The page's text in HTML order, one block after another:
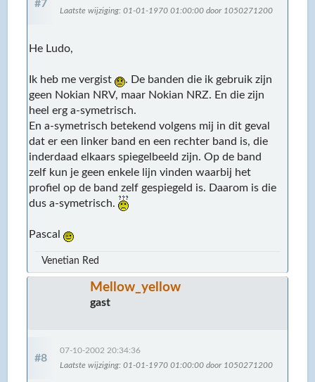
#7
Laatste wijziging: 01-01-1970 01:00:00 door 1050271200
He Ludo,
Ik heb me vergist
. De banden die ik gebruik zijn
geen Nokian NRV, maar Nokian NRZ. En die zijn
heel erg a-symetrisch.
En a-symetrisch betekend volgens mij in dit geval
dat er een linker band en een rechter band is, die
inderdaad elkaars spiegelbeeld zijn. Op de band
zelf kun je geen enkele lijn vinden waarbij het
profiel op de band zelf gespiegeld is. Daarom is die
dus a-symetrisch.
Pascal
Venetian Red
Mellow_yellow
gast
#8
07-10-2002 20:34:36
Laatste wijziging: 01-01-1970 01:00:00 door 1050271200